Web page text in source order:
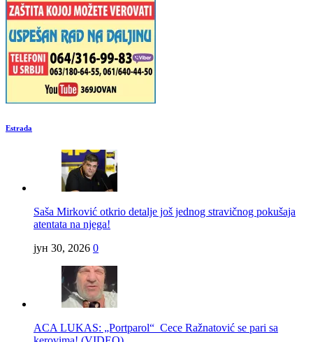
Estrada
Saša Mirković otkrio detalje još jednog stravičnog pokušaja
atentata na njega!
јун 30, 2026 0
ACA LUKAS: „Portparol“ Cece Ražnatović se pari sa